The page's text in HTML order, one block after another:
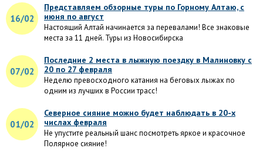
16/02
Представляем обзорные туры по Горному Алтаю, с
июня по август
Настоящий Алтай начинается за перевалами! Все знаковые
места за 11 дней. Туры из Новосибирска
07/02
Последние 2 места в лыжную поездку в Малиновку с
20 по 27 февраля
Неделю превосходного катания на беговых лыжах по
одним из лучших в России трасс!
01/02
Северное сияние можно будет наблюдать в 20-х
числах февраля
Не упустите реальный шанс посмотреть яркое и красочное
Полярное сияние!